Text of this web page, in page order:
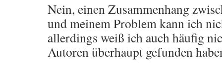
Nein, einen Zusammenhang
und meinem Problem kann ich
allerdings weiß ich auch häufig
Autoren überhaupt gefunden